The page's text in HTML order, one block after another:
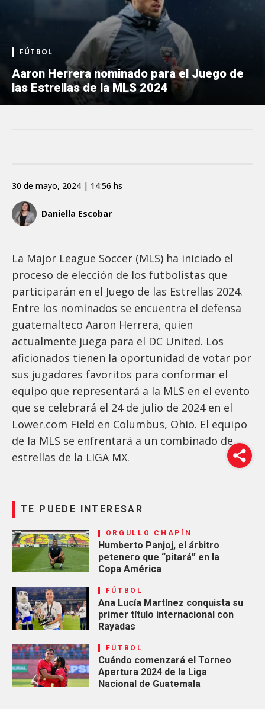
FÚTBOL
Aaron Herrera nominado para el Juego de
las Estrellas de la MLS 2024
Daniella Escobar
30 de mayo, 2024 | 14:56 hs
La Major League Soccer (MLS) ha iniciado el
proceso de elección de los futbolistas que
participarán en el Juego de las Estrellas 2024.
Entre los nominados se encuentra el defensa
guatemalteco Aaron Herrera, quien
actualmente juega para el DC United. Los
aficionados tienen la oportunidad de votar por
sus jugadores favoritos para conformar el
equipo que representará a la MLS en el evento
que se celebrará el 24 de julio de 2024 en el
Lower.com Field en Columbus, Ohio. El equipo
de la MLS se enfrentará a un combinado de
estrellas de la LIGA MX.
TE PUEDE INTERESAR
ORGULLO CHAPÍN
Humberto Panjoj, el árbitro
petenero que “pitará” en la
Copa América
FÚTBOL
Ana Lucía Martínez conquista su
primer título internacional con
Rayadas
FÚTBOL
Cuándo comenzará el Torneo
Apertura 2024 de la Liga
Nacional de Guatemala